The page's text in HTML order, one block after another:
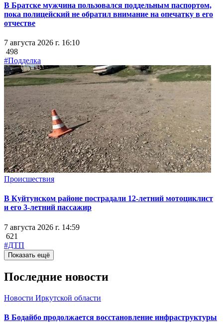
В Братске мужчина пользовался поддельным паспортом,
пока полицейский не обратил внимание на опечатку в его
отчестве
7 августа 2026 г. 16:10
498
#Подделка
Происшествия
В Куйтунском районе пострадали 12-летний мотоциклист
и его 3-летний пассажир
7 августа 2026 г. 14:59
621
#ДТП
Показать ещё
Последние новости
Новости Иркутской области
В Бодайбо продолжается восстановление инфраструктуры